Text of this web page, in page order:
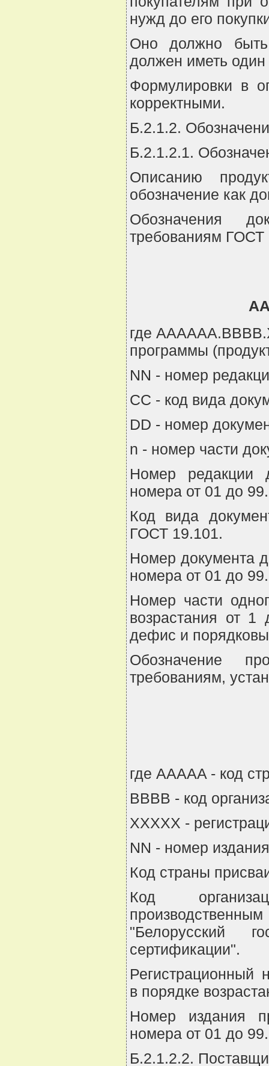
нужд до его
Оно должно быть
должен иметь
Формулировки в
корректными.
Б.2.1.2.
Б.2.1.2.1.
Описанию
обозначение как
Обозначения
требованиям ГОСТ
где
программы
NN - номер
CC - код вида
DD - номер
n - номер части
Номер редакции
номера от 01 до 99.
Код вида
ГОСТ 19.101.
Номер документа
номера от 01 до 99.
Номер части
возрастания от
дефис и
Обозначение
требованиям,
где AAAAA - код
BBBB - код
XXXXX -
NN - номер
Код страны
Код
"Белорусский
сертификации".
Регистрационный
в порядке
Номер издания
номера от 01 до 99.
Б.2.1.2.2.